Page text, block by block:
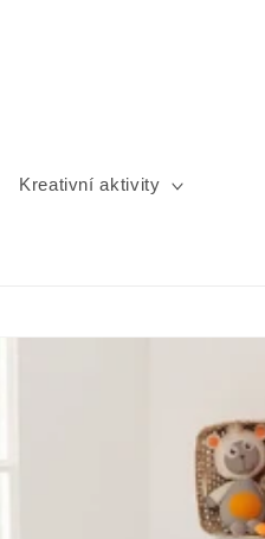
Kreativní aktivity